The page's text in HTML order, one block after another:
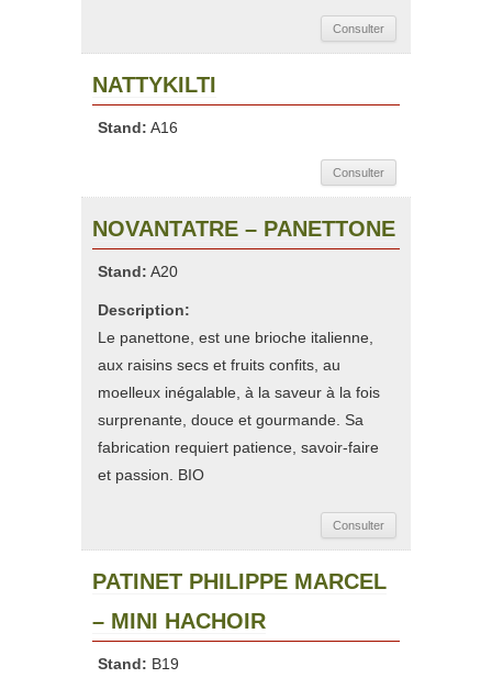
Consulter
NATTYKILTI
Stand: A16
Consulter
NOVANTATRE – PANETTONE
Stand: A20
Description:
Le panettone, est une brioche italienne,
aux raisins secs et fruits confits, au
moelleux inégalable, à la saveur à la fois
surprenante, douce et gourmande. Sa
fabrication requiert patience, savoir-faire
et passion. BIO
Consulter
PATINET PHILIPPE MARCEL
– MINI HACHOIR
Stand: B19